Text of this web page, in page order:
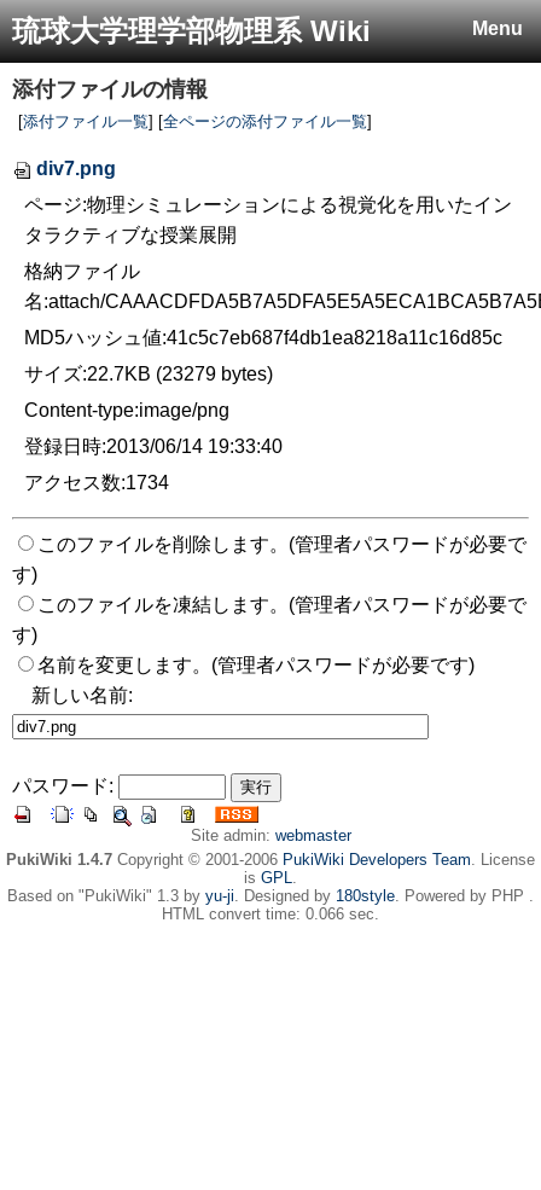
Menu
琉球大学理学部物理系 Wiki
添付ファイルの情報
[添付ファイル一覧] [全ページの添付ファイル一覧]
div7.png
ページ:物理シミュレーションによる視覚化を用いたイン
タラクティブな授業展開
格納ファイル
名:attach/
MD5ハッシュ値:41c5c7eb687f4db1ea8218a11c16d85c
サイズ:22.7KB (23279 bytes)
Content-type:image/png
登録日時:2013/06/14 19:33:40
アクセス数:1734
このファイルを削除します。(管理者パスワードが必要で
す)
このファイルを凍結します。(管理者パスワードが必要で
す)
名前を変更します。(管理者パスワードが必要です)
新しい名前:
パスワード:
Site admin: webmaster
PukiWiki 1.4.7 Copyright © 2001-2006 PukiWiki Developers Team. License
is GPL.
Based on "PukiWiki" 1.3 by yu-ji. Designed by 180style. Powered by PHP .
HTML convert time: 0.066 sec.